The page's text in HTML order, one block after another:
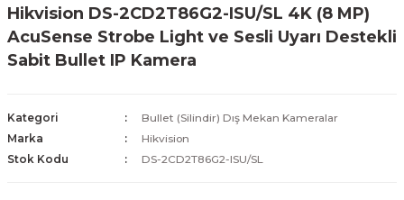
ve Depolama Çözümleri
ve Bağlantı Kabloları
Kamera Lisansları
Ağ Yönlendiricileri
Fi) ve Access Point Ürünleri
Antivirüs Yazılımları
SSD
Kurtarma
Merkezi Altyapısı
Hikvision DS-2CD2T86G2-ISU/SL 4K (8 MP)
AcuSense Strobe Light ve Sesli Uyarı Destekli
Sabit Bullet IP Kamera
Kategori
Bullet (Silindir) Dış Mekan Kameralar
Marka
Hikvision
Stok Kodu
DS-2CD2T86G2-ISU/SL